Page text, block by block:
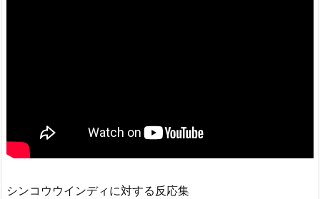
シンコウウインディに対する反応集